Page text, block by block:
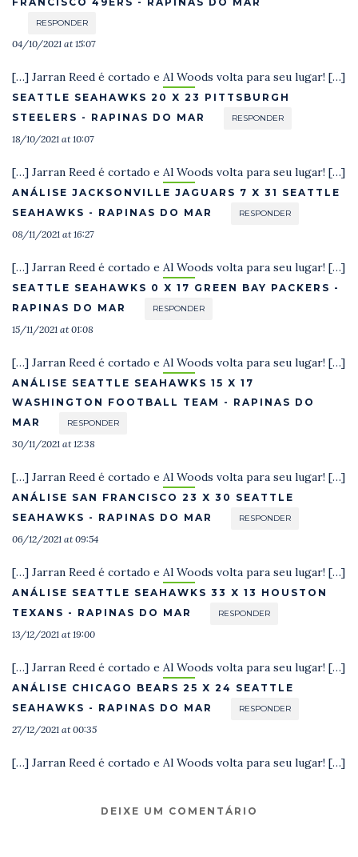
RESPONDER
04/10/2021 at 15:07
[…] Jarran Reed é cortado e Al Woods volta para seu lugar! […]
SEATTLE SEAHAWKS 20 X 23 PITTSBURGH
STEELERS - RAPINAS DO MAR
RESPONDER
18/10/2021 at 10:07
[…] Jarran Reed é cortado e Al Woods volta para seu lugar! […]
ANÁLISE JACKSONVILLE JAGUARS 7 X 31 SEATTLE
SEAHAWKS - RAPINAS DO MAR
RESPONDER
08/11/2021 at 16:27
[…] Jarran Reed é cortado e Al Woods volta para seu lugar! […]
SEATTLE SEAHAWKS 0 X 17 GREEN BAY PACKERS -
RAPINAS DO MAR
RESPONDER
15/11/2021 at 01:08
[…] Jarran Reed é cortado e Al Woods volta para seu lugar! […]
ANÁLISE SEATTLE SEAHAWKS 15 X 17
WASHINGTON FOOTBALL TEAM - RAPINAS DO
MAR
RESPONDER
30/11/2021 at 12:38
[…] Jarran Reed é cortado e Al Woods volta para seu lugar! […]
ANÁLISE SAN FRANCISCO 23 X 30 SEATTLE
SEAHAWKS - RAPINAS DO MAR
RESPONDER
06/12/2021 at 09:54
[…] Jarran Reed é cortado e Al Woods volta para seu lugar! […]
ANÁLISE SEATTLE SEAHAWKS 33 X 13 HOUSTON
TEXANS - RAPINAS DO MAR
RESPONDER
13/12/2021 at 19:00
[…] Jarran Reed é cortado e Al Woods volta para seu lugar! […]
ANÁLISE CHICAGO BEARS 25 X 24 SEATTLE
SEAHAWKS - RAPINAS DO MAR
RESPONDER
27/12/2021 at 00:35
[…] Jarran Reed é cortado e Al Woods volta para seu lugar! […]
DEIXE UM COMENTÁRIO